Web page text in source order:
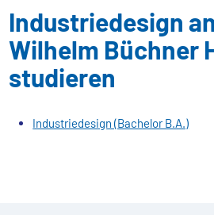
Industriedesign
Wilhelm Büchner
studieren
Industriedesign (Bachelor B.A.)